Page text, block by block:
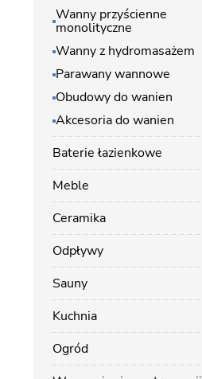
Wanny przyścienne
monolityczne
Wanny z hydromasażem
Parawany wannowe
Obudowy do wanien
Akcesoria do wanien
Baterie łazienkowe
Meble
Ceramika
Odpływy
Sauny
Kuchnia
Ogród